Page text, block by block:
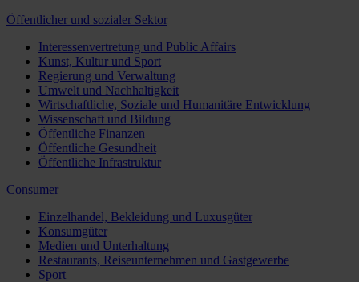
Öffentlicher und sozialer Sektor
Interessenvertretung und Public Affairs
Kunst, Kultur und Sport
Regierung und Verwaltung
Umwelt und Nachhaltigkeit
Wirtschaftliche, Soziale und Humanitäre Entwicklung
Wissenschaft und Bildung
Öffentliche Finanzen
Öffentliche Gesundheit
Öffentliche Infrastruktur
Consumer
Einzelhandel, Bekleidung und Luxusgüter
Konsumgüter
Medien und Unterhaltung
Restaurants, Reiseunternehmen und Gastgewerbe
Sport